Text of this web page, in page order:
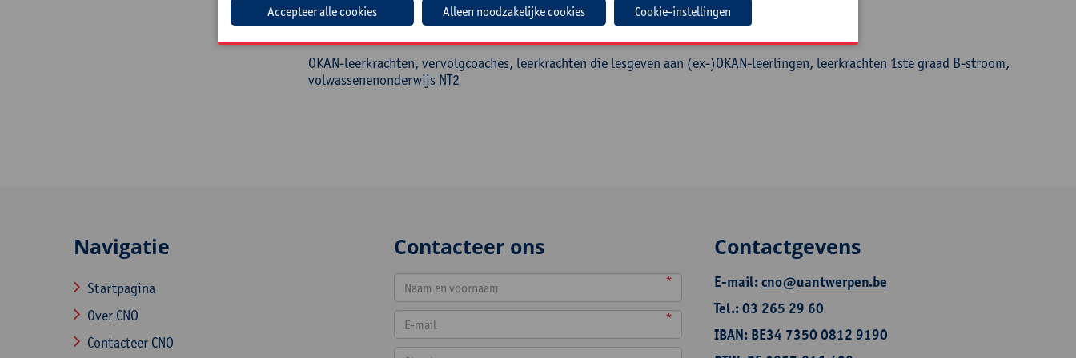
Doelgroep
OKAN-leerkrachten, vervolgcoaches, leerkrachten die lesgeven aan (ex-)OKAN-leerlingen, leerkrachten 1ste graad B-stroom,
volwassenenonderwijs NT2
Navigatie
Startpagina
Over CNO
Contacteer CNO
Contacteer ons
*
*
Contactgevens
E-mail:cno@uantwerpen.be
Tel.: 03 265 29 60
IBAN: BE34 7350 0812 9190
Cookie-instellingen